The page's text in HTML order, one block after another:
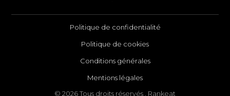
Politique de confidentialité
Politique de cookies
Conditions générales
Mentions légales
© 2026 Tous droits réservés . Rankeat